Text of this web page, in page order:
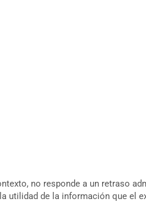
no responde a un retraso
utilidad de la información que el